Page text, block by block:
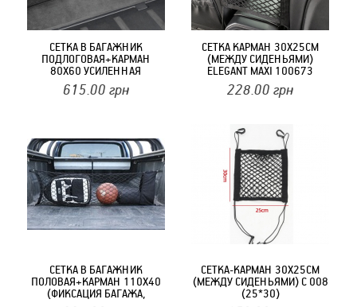
СЕТКА В БАГАЖНИК
ПОДЛОГОВАЯ+КАРМАН
80Х60 УСИЛЕННАЯ
(ФИКСАЦИЯ БАГАЖА,
КРЮЧКИ) ELEGANT 100675
615.00 грн
СЕТКА КАРМАН 30X25СМ
(МЕЖДУ СИДЕНЬЯМИ)
ELEGANT MAXI 100673
228.00 грн
СЕТКА В БАГАЖНИК
ПОЛОВАЯ+КАРМАН 110Х40
(ФИКСАЦИЯ БАГАЖА,
СЕТКА-КАРМАН 30X25СМ
(МЕЖДУ СИДЕНЬЯМИ) С 008
(25*30)